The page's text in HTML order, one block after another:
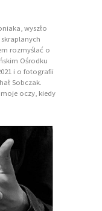
wyszło
rozmyślać o
Ośrodku
i o fotografii
Sobczak.
oczy, kiedy